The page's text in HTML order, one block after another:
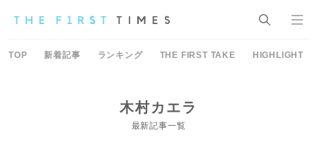
TOP 新着記事 ランキング THE FIRST TAKE HIGHLIGHT
木村カエラ
最新記事一覧